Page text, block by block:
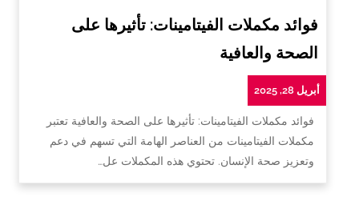
فوائد مكملات الفيتامينات: تأثيرها على
الصحة والعافية
أبريل 28, 2025
فوائد مكملات الفيتامينات: تأثيرها على الصحة والعافية تعتبر
مكملات الفيتامينات من العناصر الهامة التي تسهم في دعم
وتعزيز صحة الإنسان. تحتوي هذه المكملات عل…